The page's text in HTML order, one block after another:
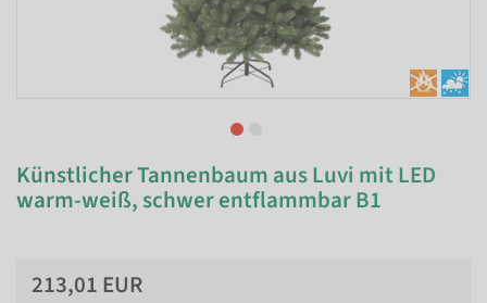
Künstlicher Tannenbaum aus Luvi mit LED
warm-weiß, schwer entflammbar B1
213,01 EUR